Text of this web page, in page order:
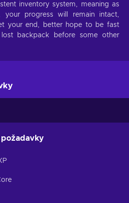
inventory system, meaning as
your progress will remain intact,
your end, better hope to be fast
backpack before some other
požadavky